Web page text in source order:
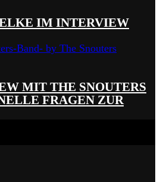
IM INTERVIEW
MIT THE SNOUTERS
FRAGEN ZUR